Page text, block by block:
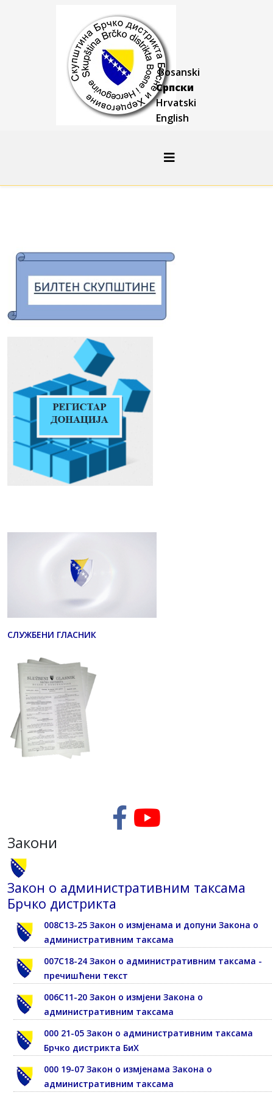
Bosanski
Српски
Hrvatski
English
СЛУЖБЕНИ ГЛАСНИК
Закони
Закон о административним таксама
Брчко дистрикта
008С13-25 Закон о измјенама и допуни Закона о
административним таксама
007С18-24 Закон о административним таксама -
пречишћени текст
006С11-20 Закон о измјени Закона о
административним таксама
000 21-05 Закон о административним таксама
Брчко дистрикта БиХ
000 19-07 Закон о измјенама Закона о
административним таксама